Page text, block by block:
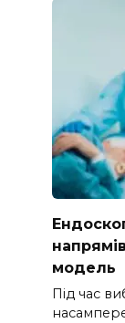
модель
Під час